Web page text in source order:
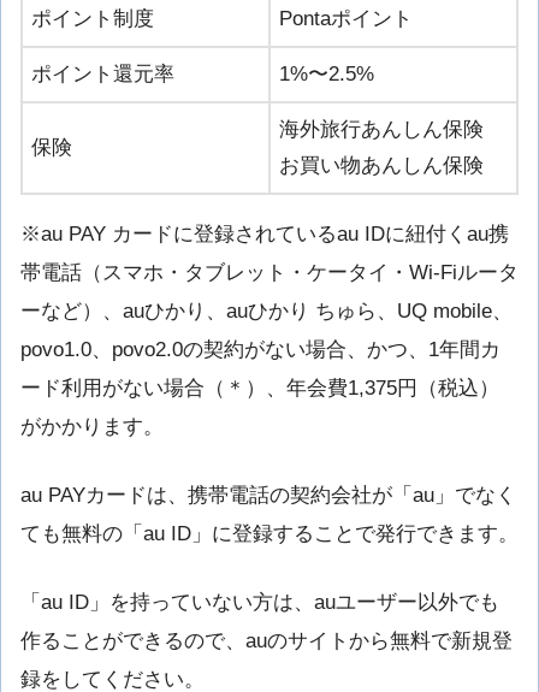
ポイント制度 Pontaポイント
ポイント還元率 1%〜2.5%
保険
海外旅行あんしん保険
お買い物あんしん保険
※au PAY カードに登録されているau IDに紐付くau携
帯電話（スマホ・タブレット・ケータイ・Wi-Fiルータ
ーなど）、auひかり、auひかり ちゅら、UQ mobile、
povo1.0、povo2.0の契約がない場合、かつ、1年間カ
ード利用がない場合（＊）、年会費1,375円（税込）
がかかります。
au PAYカードは、携帯電話の契約会社が「au」でなく
ても無料の「au ID」に登録することで発行できます。
「au ID」を持っていない方は、auユーザー以外でも
作ることができるので、auのサイトから無料で新規登
録をしてください。